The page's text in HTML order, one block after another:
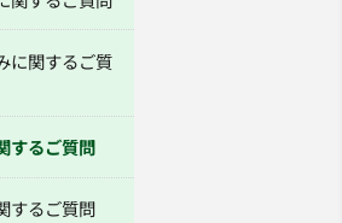
に関するご質
するご質問
するご質問